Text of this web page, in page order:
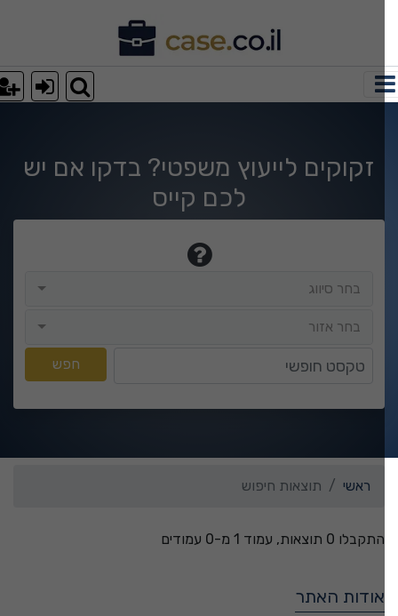
חיפוש
זקוקים לייעוץ משפטי? בדקו אם יש
לכם קייס
בחר סיווג
בחר אזור
חפש
ראשי תוצאות חיפוש
התקבלו 0 תוצאות, עמוד 1 מ-0 עמודים
אודות האתר